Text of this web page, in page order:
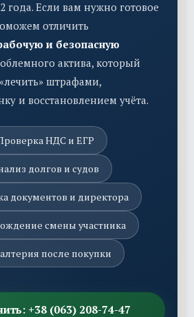
Если вам нужно готовое
отличить
и безопасную
актива, который
штрафами,
и восстановлением учёта.
НДС и ЕГР
долгов и судов
документов и директора
смены участника
после покупки
+38 (063) 208-74-47